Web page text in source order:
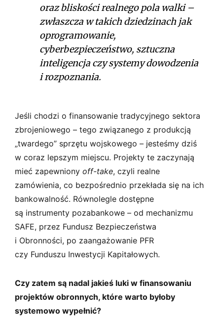
oraz bliskości realnego pola walki –
zwłaszcza w takich dziedzinach jak
oprogramowanie,
cyberbezpieczeństwo, sztuczna
inteligencja czy systemy dowodzenia
i rozpoznania.
Jeśli chodzi o finansowanie tradycyjnego sektora
zbrojeniowego – tego związanego z produkcją
„twardego” sprzętu wojskowego – jesteśmy dziś
w coraz lepszym miejscu. Projekty te zaczynają
mieć zapewniony off-take, czyli realne
zamówienia, co bezpośrednio przekłada się na ich
bankowalność. Równolegle dostępne
są instrumenty pozabankowe – od mechanizmu
SAFE, przez Fundusz Bezpieczeństwa
i Obronności, po zaangażowanie PFR
czy Funduszu Inwestycji Kapitałowych.
Czy zatem są nadal jakieś luki w finansowaniu
projektów obronnych, które warto byłoby
systemowo wypełnić?